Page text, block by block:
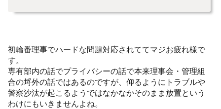
初輪番理事でハードな問題対応されててマジお疲れ様で
す。
専有部内の話でプライバシーの話で本来理事会・管理組
合の埒外の話ではあるのですが、仰るようにトラブルや
警察沙汰が起こるようではなかなかそのまま放置という
わけにもいきませんよね。